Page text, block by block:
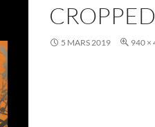
5 MARS 2019 940 ×